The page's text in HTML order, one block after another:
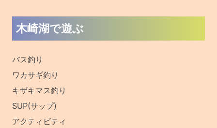
象
木崎湖で遊ぶ
バス釣り
ワカサギ釣り
キザキマス釣り
SUP(サップ)
アクティビティ